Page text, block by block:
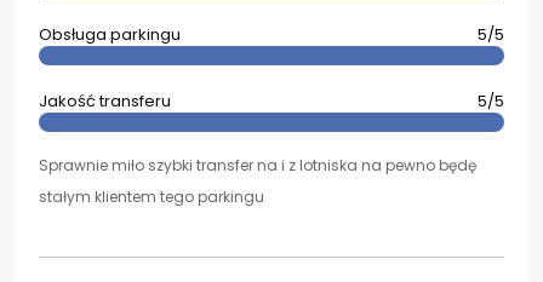
Obsługa parkingu 5/5
Jakość transferu 5/5
Sprawnie miło szybki transfer na i z lotniska na pewno będę
stałym klientem tego parkingu